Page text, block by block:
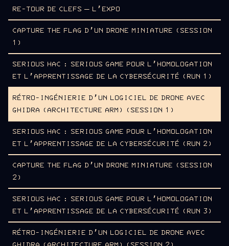
RE-TOUR DE CLEFS – L’EXPO
CAPTURE THE FLAG D’UN DRONE MINIATURE (SESSION
1)
SERIOUS HAC : SERIOUS GAME POUR L’HOMOLOGATION
ET L’APPRENTISSAGE DE LA CYBERSÉCURITÉ (RUN 1)
RÉTRO-INGÉNIERIE D’UN LOGICIEL DE DRONE AVEC
GHIDRA (ARCHITECTURE ARM) (SESSION 1)
SERIOUS HAC : SERIOUS GAME POUR L’HOMOLOGATION
ET L’APPRENTISSAGE DE LA CYBERSÉCURITÉ (RUN 2)
CAPTURE THE FLAG D’UN DRONE MINIATURE (SESSION
2)
SERIOUS HAC : SERIOUS GAME POUR L’HOMOLOGATION
ET L’APPRENTISSAGE DE LA CYBERSÉCURITÉ (RUN 3)
RÉTRO-INGÉNIERIE D’UN LOGICIEL DE DRONE AVEC